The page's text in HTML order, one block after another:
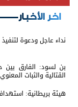
اخر الأخبار
نداء عاجل ودعوة
بن لسود: الفارق بين
القتالية والثبات
هيئة بريطانية: